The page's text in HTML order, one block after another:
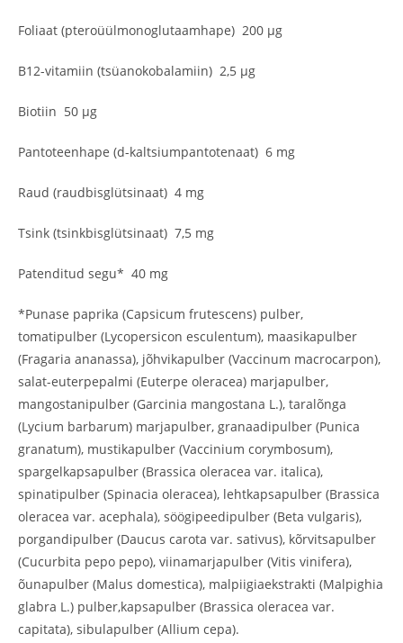
Foliaat (pteroüülmonoglutaamhape) 200 μg
B12-vitamiin (tsüanokobalamiin) 2,5 μg
Biotiin 50 μg
Pantoteenhape (d-kaltsiumpantotenaat) 6 mg
Raud (raudbisglütsinaat) 4 mg
Tsink (tsinkbisglütsinaat) 7,5 mg
Patenditud segu* 40 mg
*Punase paprika (Capsicum frutescens) pulber,
tomatipulber (Lycopersicon esculentum), maasikapulber
(Fragaria ananassa), jõhvikapulber (Vaccinum macrocarpon),
salat-euterpepalmi (Euterpe oleracea) marjapulber,
mangostanipulber (Garcinia mangostana L.), taralõnga
(Lycium barbarum) marjapulber, granaadipulber (Punica
granatum), mustikapulber (Vaccinium corymbosum),
spargelkapsapulber (Brassica oleracea var. italica),
spinatipulber (Spinacia oleracea), lehtkapsapulber (Brassica
oleracea var. acephala), söögipeedipulber (Beta vulgaris),
porgandipulber (Daucus carota var. sativus), kõrvitsapulber
(Cucurbita pepo pepo), viinamarjapulber (Vitis vinifera),
õunapulber (Malus domestica), malpiigiaekstrakti (Malpighia
glabra L.) pulber,kapsapulber (Brassica oleracea var.
capitata), sibulapulber (Allium cepa).